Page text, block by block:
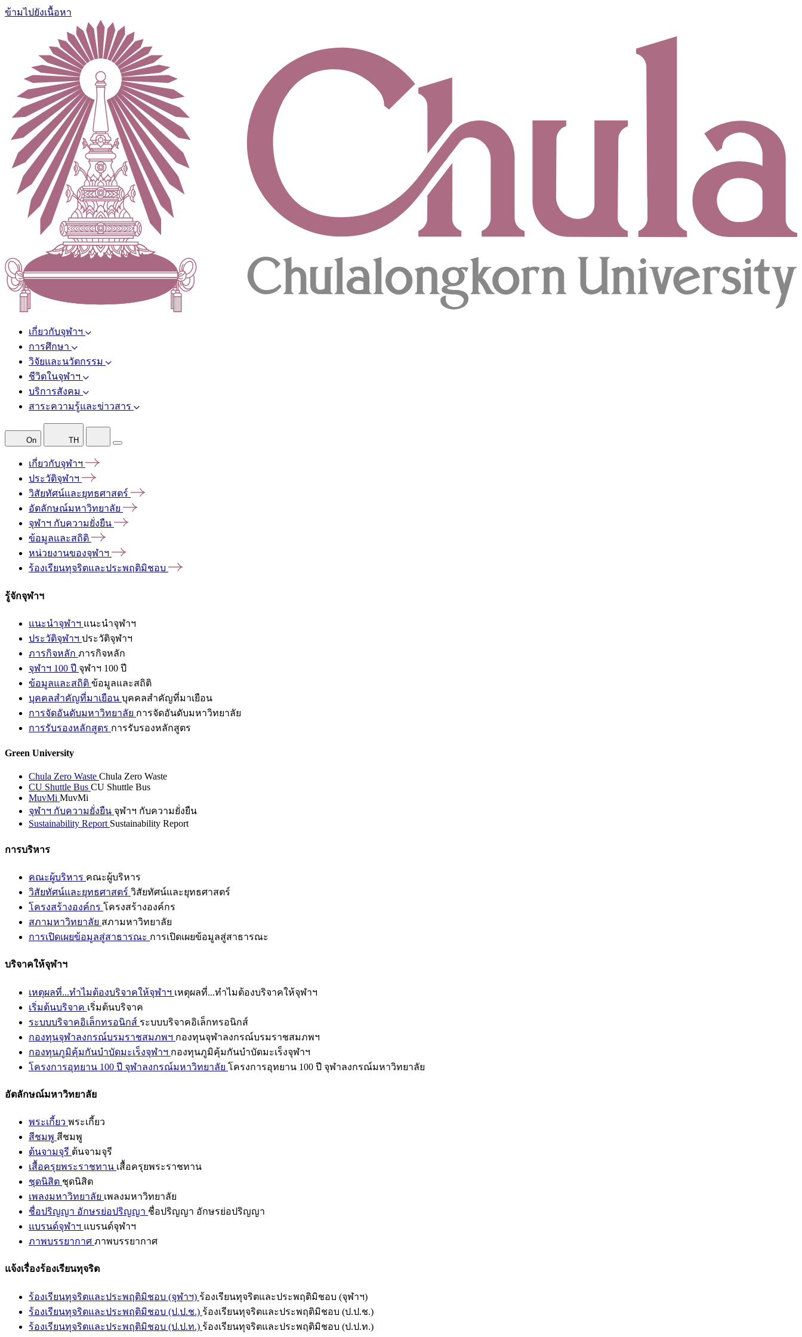
ข้ามไปยังเนื้อหา
เกี่ยวกับจุฬาฯ
การศึกษา
วิจัยและนวัตกรรม
ชีวิตในจุฬาฯ
บริการสังคม
สาระความรู้และข่าวสาร
On TH
เกี่ยวกับจุฬาฯ
ประวัติจุฬาฯ
วิสัยทัศน์และยุทธศาสตร์
อัตลักษณ์มหาวิทยาลัย
จุฬาฯ กับความยั่งยืน
ข้อมูลและสถิติ
หน่วยงานของจุฬาฯ
ร้องเรียนทุจริตและประพฤติมิชอบ
รู้จักจุฬาฯ
แนะนำจุฬาฯ แนะนำจุฬาฯ
ประวัติจุฬาฯ ประวัติจุฬาฯ
ภารกิจหลัก ภารกิจหลัก
จุฬาฯ 100 ปี จุฬาฯ 100 ปี
ข้อมูลและสถิติ ข้อมูลและสถิติ
บุคคลสำคัญที่มาเยือน บุคคลสำคัญที่มาเยือน
การจัดอันดับมหาวิทยาลัย การจัดอันดับมหาวิทยาลัย
การรับรองหลักสูตร การรับรองหลักสูตร
Green University
Chula Zero Waste Chula Zero Waste
CU Shuttle Bus CU Shuttle Bus
MuvMi MuvMi
จุฬาฯ กับความยั่งยืน จุฬาฯ กับความยั่งยืน
Sustainability Report Sustainability Report
การบริหาร
คณะผู้บริหาร คณะผู้บริหาร
วิสัยทัศน์และยุทธศาสตร์ วิสัยทัศน์และยุทธศาสตร์
โครงสร้างองค์กร โครงสร้างองค์กร
สภามหาวิทยาลัย สภามหาวิทยาลัย
การเปิดเผยข้อมูลสู่สาธารณะ การเปิดเผยข้อมูลสู่สาธารณะ
บริจาคให้จุฬาฯ
เหตุผลที่...ทำไมต้องบริจาคให้จุฬาฯ เหตุผลที่...ทำไมต้องบริจาคให้จุฬาฯ
เริ่มต้นบริจาค เริ่มต้นบริจาค
ระบบบริจาคอิเล็กทรอนิกส์ ระบบบริจาคอิเล็กทรอนิกส์
กองทุนจุฬาลงกรณ์บรมราชสมภพฯ กองทุนจุฬาลงกรณ์บรมราชสมภพฯ
กองทุนภูมิคุ้มกันบำบัดมะเร็งจุฬาฯ กองทุนภูมิคุ้มกันบำบัดมะเร็งจุฬาฯ
โครงการอุทยาน 100 ปี จุฬาลงกรณ์มหาวิทยาลัย โครงการอุทยาน 100 ปี จุฬาลงกรณ์มหาวิทยาลัย
อัตลักษณ์มหาวิทยาลัย
พระเกี้ยว พระเกี้ยว
สีชมพู สีชมพู
ต้นจามจุรี ต้นจามจุรี
เสื้อครุยพระราชทาน เสื้อครุยพระราชทาน
ชุดนิสิต ชุดนิสิต
เพลงมหาวิทยาลัย เพลงมหาวิทยาลัย
ชื่อปริญญา อักษรย่อปริญญา ชื่อปริญญา อักษรย่อปริญญา
แบรนด์จุฬาฯ แบรนด์จุฬาฯ
ภาพบรรยากาศ ภาพบรรยากาศ
แจ้งเรื่องร้องเรียนทุจริต
ร้องเรียนทุจริตและประพฤติมิชอบ (จุฬาฯ) ร้องเรียนทุจริตและประพฤติมิชอบ (จุฬาฯ)
ร้องเรียนทุจริตและประพฤติมิชอบ (ป.ป.ช.) ร้องเรียนทุจริตและประพฤติมิชอบ (ป.ป.ช.)
ร้องเรียนทุจริตและประพฤติมิชอบ (ป.ป.ท.) ร้องเรียนทุจริตและประพฤติมิชอบ (ป.ป.ท.)